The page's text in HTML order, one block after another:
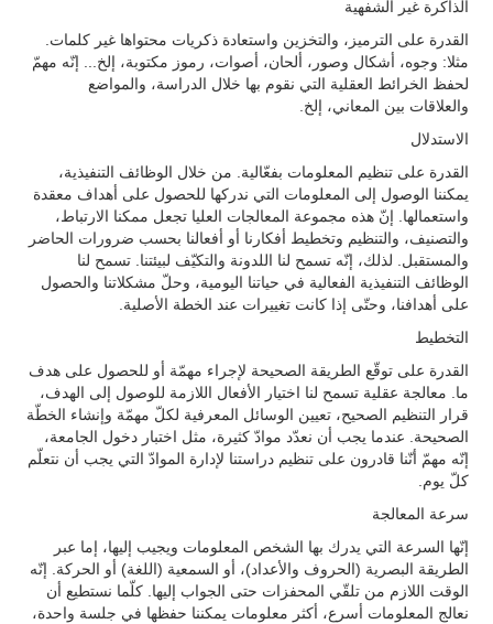
الذاكرة غير الشفهية
القدرة على الترميز، والتخزين واستعادة ذكريات محتواها غير كلمات.
مثلا: وجوه، أشكال وصور، ألحان، أصوات، رموز مكتوبة، إلخ... إنّه مهمّ
لحفظ الخرائط العقلية التي نقوم بها خلال الدراسة، والمواضع
والعلاقات بين المعاني، إلخ.
الاستدلال
القدرة على تنظيم المعلومات بفعّالية. من خلال الوظائف التنفيذية،
يمكننا الوصول إلى المعلومات التي ندركها للحصول على أهداف معقدة
واستعمالها. إنّ هذه مجموعة المعالجات العليا تجعل ممكنا الارتباط،
والتصنيف، والتنظيم وتخطيط أفكارنا أو أفعالنا بحسب ضرورات الحاضر
والمستقبل. لذلك، إنّه تسمح لنا اللدونة والتكيّف لبيئتنا. تسمح لنا
الوظائف التنفيذية الفعالية في حياتنا اليومية، وحلّ مشكلاتنا والحصول
على أهدافنا، وحتّى إذا كانت تغييرات عند الخطة الأصلية.
التخطيط
القدرة على توقّع الطريقة الصحيحة لإجراء مهمّة أو للحصول على هدف
ما. معالجة عقلية تسمح لنا اختيار الأفعال اللازمة للوصول إلى الهدف،
قرار التنظيم الصحيح، تعيين الوسائل المعرفية لكلّ مهمّة وإنشاء الخطّة
الصحيحة. عندما يجب أن نعدّد موادّ كثيرة، مثل اختبار دخول الجامعة،
إنّه مهمّ أنّنا قادرون على تنظيم دراستنا لإدارة الموادّ التي يجب أن نتعلّم
كلّ يوم.
سرعة المعالجة
إنّها السرعة التي يدرك بها الشخص المعلومات ويجيب إليها، إما عبر
الطريقة البصرية (الحروف والأعداد)، أو السمعية (اللغة) أو الحركة. إنّه
الوقت اللازم من تلقّي المحفزات حتى الجواب إليها. كلّما نستطيع أن
نعالج المعلومات أسرع، أكثر معلومات يمكننا حفظها في جلسة واحدة،